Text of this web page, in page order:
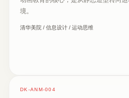
境。
清华美院 / 信息设计 / 运动思维
DK-ANM-004